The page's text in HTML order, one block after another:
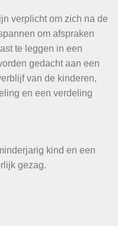
verplicht om zich na de
om afspraken
te leggen in een
gedacht aan een
van de kinderen,
en een verdeling
kind en een
gezag.